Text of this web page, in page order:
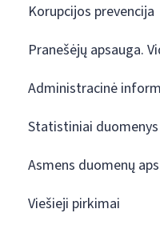
Korupcijos prevencija
Pranešėjų apsauga.
Administracinė
Statistiniai duomenys
Asmens duomenų
Viešieji pirkimai